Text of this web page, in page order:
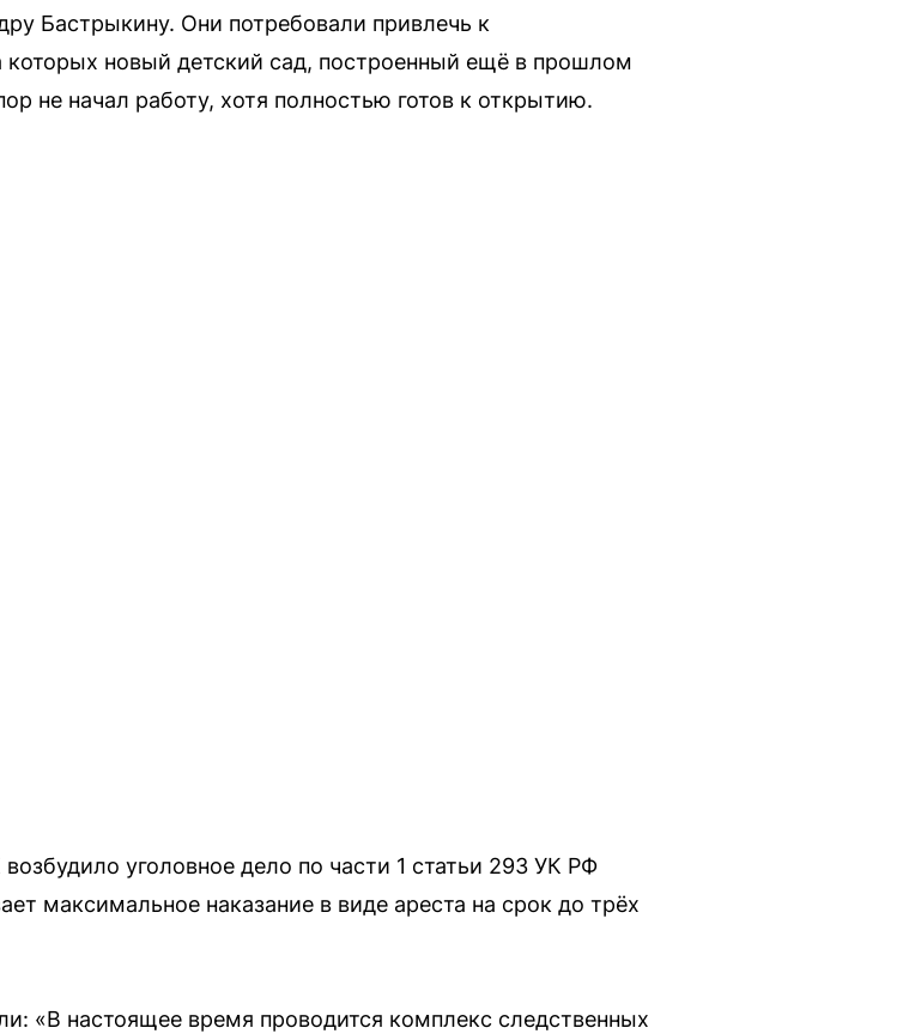
Бастрыкину. Они потребовали привлечь к
которых новый детский сад, построенный ещё в прошлом
не начал работу, хотя полностью готов к открытию.
уголовное дело по части 1 статьи 293 УК РФ
максимальное наказание в виде ареста на срок до трёх
«В настоящее время проводится комплекс следственных